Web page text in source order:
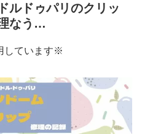
ルドゥパリのクリッ
なう…
しています※